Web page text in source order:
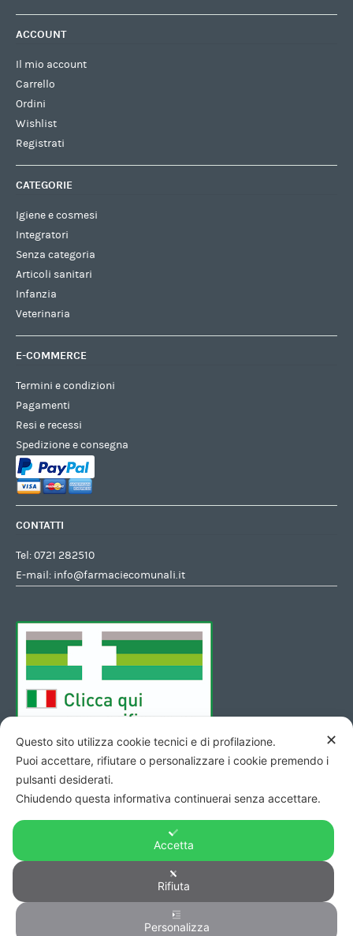
ACCOUNT
Il mio account
Carrello
Ordini
Wishlist
Registrati
CATEGORIE
Igiene e cosmesi
Integratori
Senza categoria
Articoli sanitari
Infanzia
Veterinaria
E-COMMERCE
Termini e condizioni
Pagamenti
Resi e recessi
Spedizione e consegna
CONTATTI
Tel:0721 282510
E-mail: info@farmaciecomunali.it
Copyright © 2026 - Codice Fiscale/Partita Iva 01423690419 R.E.A.
di Pesaro n. 140952 -
✕
Questo sito utilizza cookie tecnici e di profilazione.
Puoi accettare, rifiutare o personalizzare i cookie premendo i
pulsanti desiderati.
Chiudendo questa informativa continuerai senza accettare.
Accetta
Rifiuta
Personalizza